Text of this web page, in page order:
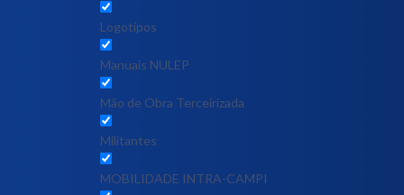
Logotipos
Manuais NULEP
Mão de Obra Terceirizada
Militantes
MOBILIDADE INTRA-CAMPI